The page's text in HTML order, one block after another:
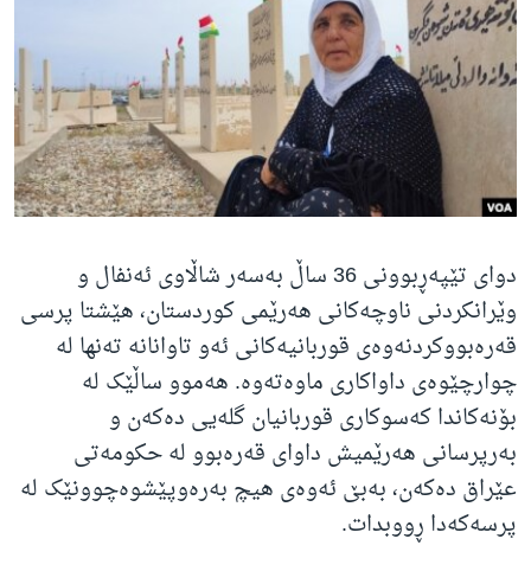
ژیان لە فەرهەنگدا
Learning English
FOLLOW US
زمانه‌کان
دوای تێپەڕبوونی 36 ساڵ بەسەر شاڵاوی ئەنفال و
وێرانکردنی ناوچەکانی هەرێمی کوردستان، هێشتا پرسی
قەرەبووکردنەوەی قوربانیەکانی ئەو تاوانانە تەنها لە
چوارچێوەی داواکاری ماوەتەوە. هەموو ساڵێک لە
بۆنەکاندا کەسوکاری قوربانیان گلەیی دەکەن و
بەرپرسانی هەرێمیش داوای قەرەبوو لە حکومەتی
عێراق دەکەن، بەبێ ئەوەی هیچ بەرەوپێشوەچوونێک لە
پرسەکەدا ڕووبدات.